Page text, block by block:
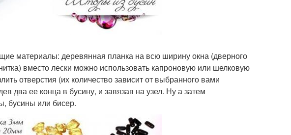
материалы: деревянная планка на всю ширину окна (дверного
вместо лески можно использовать капроновую или шелковую
отверстия (их количество зависит от выбранного вами
два ее конца в бусину, и завязав на узел. Ну а затем
бусины или бисер.